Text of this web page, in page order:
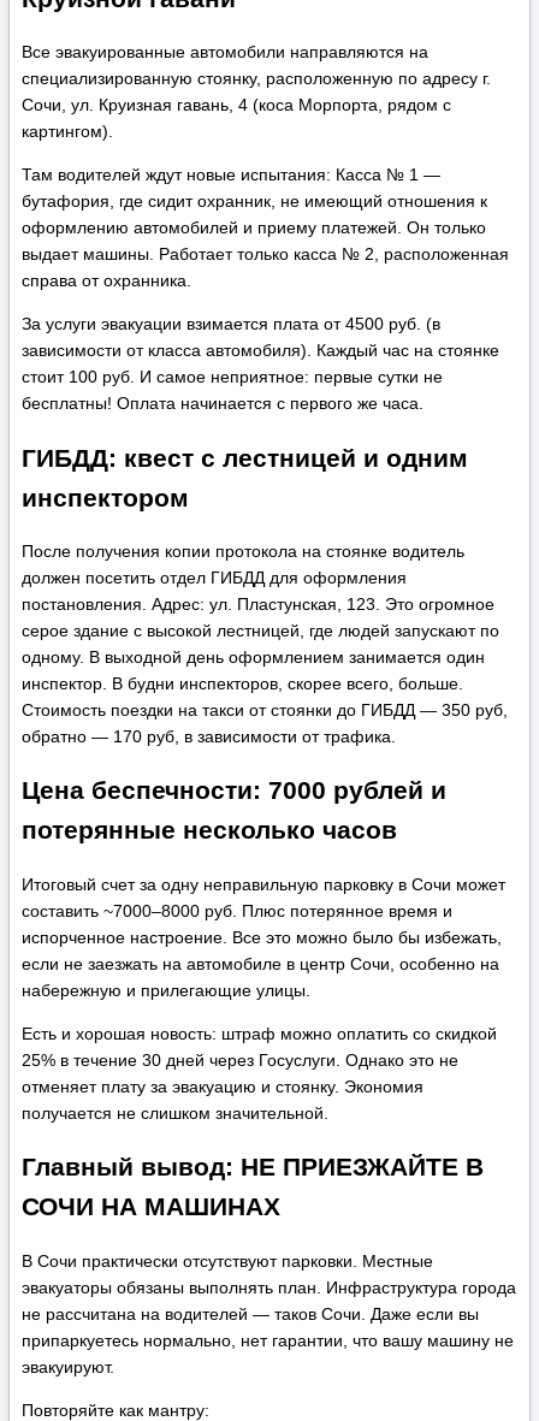
Все эвакуированные автомобили направляются на
специализированную стоянку, расположенную по адресу г.
Сочи, ул. Круизная гавань, 4 (коса Морпорта, рядом с
картингом).
Там водителей ждут новые испытания: Касса № 1 —
бутафория, где сидит охранник, не имеющий отношения к
оформлению автомобилей и приему платежей. Он только
выдает машины. Работает только касса № 2, расположенная
справа от охранника.
За услуги эвакуации взимается плата от 4500 руб. (в
зависимости от класса автомобиля). Каждый час на стоянке
стоит 100 руб. И самое неприятное: первые сутки не
бесплатны! Оплата начинается с первого же часа.
ГИБДД: квест с лестницей и одним
инспектором
После получения копии протокола на стоянке водитель
должен посетить отдел ГИБДД для оформления
постановления. Адрес: ул. Пластунская, 123. Это огромное
серое здание с высокой лестницей, где людей запускают по
одному. В выходной день оформлением занимается один
инспектор. В будни инспекторов, скорее всего, больше.
Стоимость поездки на такси от стоянки до ГИБДД — 350 руб,
обратно — 170 руб, в зависимости от трафика.
Цена беспечности: 7000 рублей и
потерянные несколько часов
Итоговый счет за одну неправильную парковку в Сочи может
составить ~7000–8000 руб. Плюс потерянное время и
испорченное настроение. Все это можно было бы избежать,
если не заезжать на автомобиле в центр Сочи, особенно на
набережную и прилегающие улицы.
Есть и хорошая новость: штраф можно оплатить со скидкой
25% в течение 30 дней через Госуслуги. Однако это не
отменяет плату за эвакуацию и стоянку. Экономия
получается не слишком значительной.
Главный вывод: НЕ ПРИЕЗЖАЙТЕ В
СОЧИ НА МАШИНАХ
В Сочи практически отсутствуют парковки. Местные
эвакуаторы обязаны выполнять план. Инфраструктура города
не рассчитана на водителей — таков Сочи. Даже если вы
припаркуетесь нормально, нет гарантии, что вашу машину не
эвакуируют.
Повторяйте как мантру: